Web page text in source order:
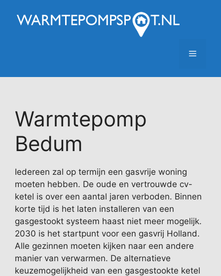
naar
Menu
Warmtepomp
Bedum
Iedereen zal op termijn een gasvrije woning
moeten hebben. De oude en vertrouwde cv-
ketel is over een aantal jaren verboden. Binnen
korte tijd is het laten installeren van een
gasgestookt systeem haast niet meer mogelijk.
2030 is het startpunt voor een gasvrij Holland.
Alle gezinnen moeten kijken naar een andere
manier van verwarmen. De alternatieve
keuzemogelijkheid van een gasgestookte ketel